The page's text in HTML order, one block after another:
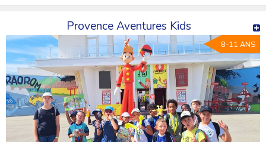
Provence Aventures Kids
8-11 ANS